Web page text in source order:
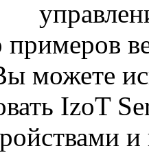
можете
IzoT